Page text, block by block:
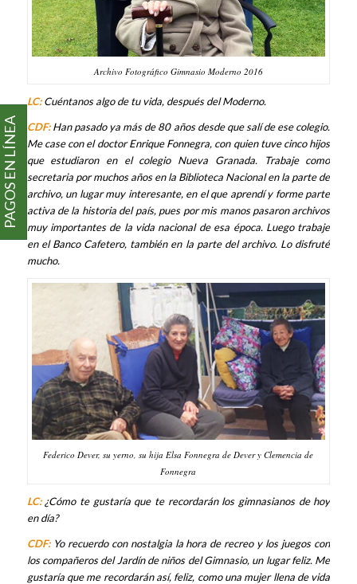
Archivo Fotográfico Gimnasio Moderno 2016
LC:Cuéntanos algo de tu vida, después del Moderno.
CDF:Han pasado ya más de 80 años desde que salí de ese colegio.
Me case con el doctor Enrique Fonnegra, con quien tuve cinco hijos
que estudiaron en el colegio Nueva Granada. Trabaje como
secretaria por muchos años en la Biblioteca Nacional en la parte de
archivo, un lugar muy interesante, en el que aprendí y forme parte
activa de la historia del país, pues por mis manos pasaron archivos
muy importantes de la vida nacional de esa época. Luego trabaje
en el Banco Cafetero, también en la parte del archivo. Lo disfruté
mucho.
Federico Dever, su yerno, su hija Elsa Fonnegra de Dever y Clemencia de
Fonnegra
LC:¿Cómo te gustaría que te recordarán los gimnasianos de hoy
en día?
CDF:Yo recuerdo con nostalgia la hora de recreo y los juegos con
los compañeros del Jardín de niños del Gimnasio, un lugar feliz. Me
gustaría que me recordarán así, feliz, como una mujer llena de vida
PAGOS EN LÍNEA